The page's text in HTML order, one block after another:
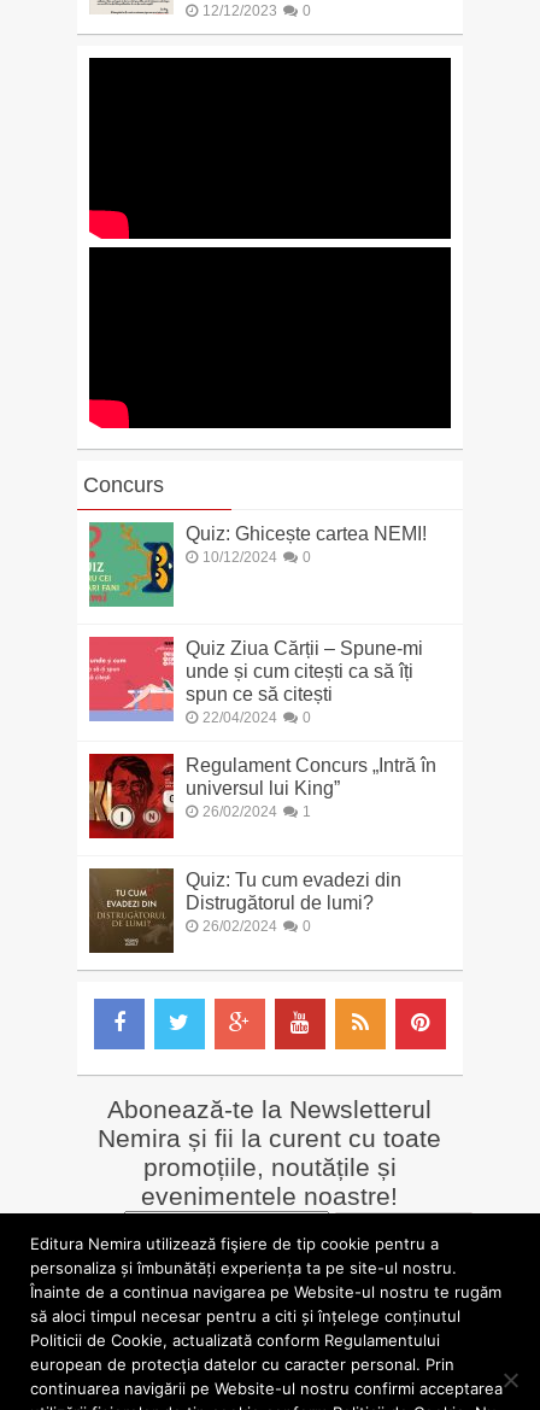
12/12/2023 0
Concurs
Quiz: Ghicește cartea NEMI!
10/12/2024 0
Quiz Ziua Cărții – Spune-mi
unde și cum citești ca să îți
spun ce să citești
22/04/2024 0
Regulament Concurs „Intră în
universul lui King”
26/02/2024 1
Quiz: Tu cum evadezi din
Distrugătorul de lumi?
26/02/2024 0
Abonează-te la Newsletterul
Nemira și fii la curent cu toate
promoțiile, noutățile și
evenimentele noastre!
LIBRĂRII online
» Librăria Online Nemira
Nemi
Alte siteuri
»Nemira Media
»
Valentin Nicolau
Editura Nemira utilizează fişiere de tip cookie pentru a
personaliza și îmbunătăți experiența ta pe site-ul nostru.
Înainte de a continua navigarea pe Website-ul nostru te rugăm
să aloci timpul necesar pentru a citi și înțelege conținutul
Politicii de Cookie, actualizată conform Regulamentului
european de protecţia datelor cu caracter personal. Prin
continuarea navigării pe Website-ul nostru confirmi acceptarea